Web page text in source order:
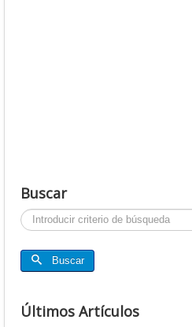
Buscar
Buscar...
Buscar
Últimos Artículos